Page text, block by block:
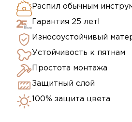
Распил обычным
Гарантия 25 лет!
Износоустойчивый
Устойчивость к пятнам
Простота монтажа
Защитный слой
100% защита цвета